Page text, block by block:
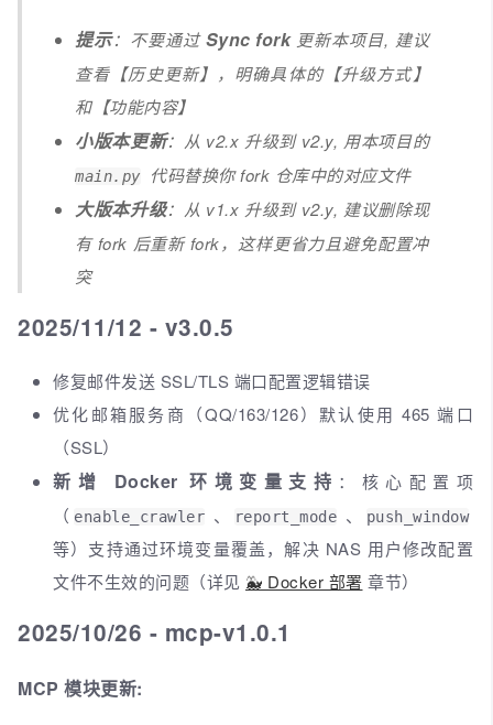
提示：不要通过Sync fork更新本项目, 建议
查看【历史更新】，明确具体的【升级方式】
和【功能内容】
小版本更新：从 v2.x 升级到 v2.y, 用本项目的
main.py 代码替换你 fork 仓库中的对应文件
大版本升级：从 v1.x 升级到 v2.y, 建议删除现
有 fork 后重新 fork，这样更省力且避免配置冲
突
2025/11/12 - v3.0.5
修复邮件发送 SSL/TLS 端口配置逻辑错误
优化邮箱服务商（QQ/163/126）默认使用 465 端口
（SSL）
新增 Docker 环境变量支持 ：核心配置项
（ enable_crawler 、 report_mode 、 push_window
等）支持通过环境变量覆盖，解决 NAS 用户修改配置
文件不生效的问题（详见 🐳 Docker 部署 章节）
2025/10/26 - mcp-v1.0.1
MCP 模块更新: